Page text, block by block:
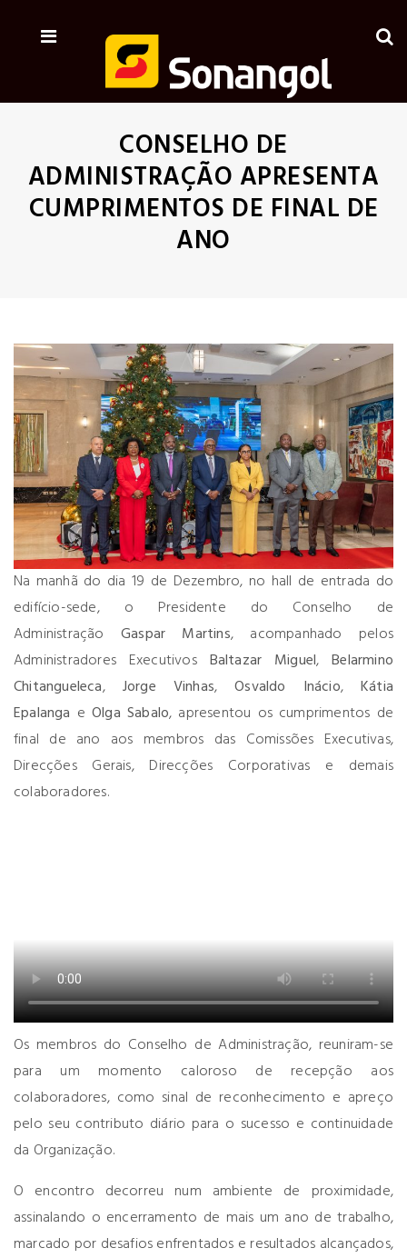
CONSELHO DE
ADMINISTRAÇÃO APRESENTA
CUMPRIMENTOS DE FINAL DE
ANO
Na manhã do dia 19 de Dezembro, no hall de entrada do
edifício-sede, o Presidente do Conselho de
Administração Gaspar Martins, acompanhado pelos
Administradores Executivos Baltazar Miguel,Belarmino
Chitangueleca, Jorge Vinhas,Osvaldo Inácio,Kátia
Epalanga eOlga Sabalo, apresentou os cumprimentos de
final de ano aos membros das Comissões Executivas,
Direcções Gerais, Direcções Corporativas e demais
colaboradores.
Os membros do Conselho de Administração, reuniram-se
para um momento caloroso de recepção aos
colaboradores, como sinal de reconhecimento e apreço
pelo seu contributo diário para o sucesso e continuidade
da Organização.
O encontro decorreu num ambiente de proximidade,
assinalando o encerramento de mais um ano de trabalho,
marcado por desafios enfrentados e resultados alcançados,